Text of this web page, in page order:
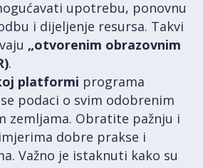
upotrebu, ponovnu
i dijeljenje resursa. Takvi
„otvorenim obrazovnim
.
platformi programa
podaci o svim odobrenim
zemljama. Obratite pažnju i
dobre prakse i
Važno je istaknuti kako su